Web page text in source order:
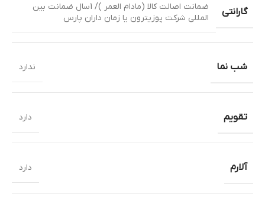
گارانتی
ضمانت اصالت کالا (مادام العمر )/ 1سال ضمانت بین
المللی شرکت پوزیترون یا زمان داران پارس
شب نما ندارد
تقویم دارد
آلارم دارد